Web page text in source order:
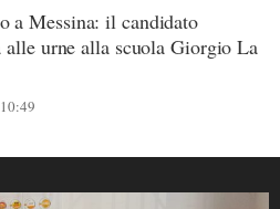
a Messina: il candidato
alle urne alla scuola Giorgio La